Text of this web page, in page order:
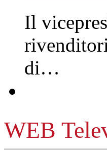
Il
di…
WEB